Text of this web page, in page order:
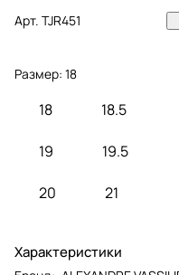
Арт. TJR451
Размер: 18
18 18.5
19 19.5
20 21
Характеристики